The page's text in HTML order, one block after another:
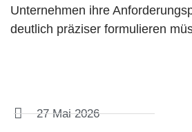
Unternehmen ihre
deutlich präziser formulieren
27 Mai 2026